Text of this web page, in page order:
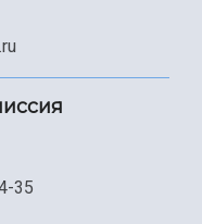
организации
35